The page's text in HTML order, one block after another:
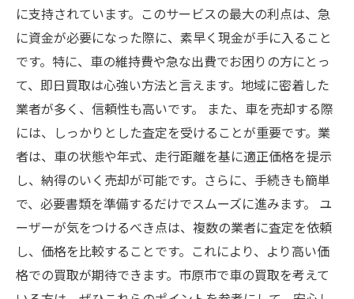
に支持されています。このサービスの最大の利点は、急
に資金が必要になった際に、素早く現金が手に入ること
です。特に、車の維持費や急な出費でお困りの方にとっ
て、即日買取は心強い方法と言えます。地域に密着した
業者が多く、信頼性も高いです。 また、車を売却する際
には、しっかりとした査定を受けることが重要です。業
者は、車の状態や年式、走行距離を基に適正価格を提示
し、納得のいく売却が可能です。さらに、手続きも簡単
で、必要書類を準備するだけでスムーズに進みます。 ユ
ーザーが気をつけるべき点は、複数の業者に査定を依頼
し、価格を比較することです。これにより、より高い価
格での買取が期待できます。市原市で車の買取を考えて